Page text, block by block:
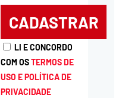
LI E CONCORDO
COM OSTERMOS DE
USO E POLÍTICA DE
PRIVACIDADE